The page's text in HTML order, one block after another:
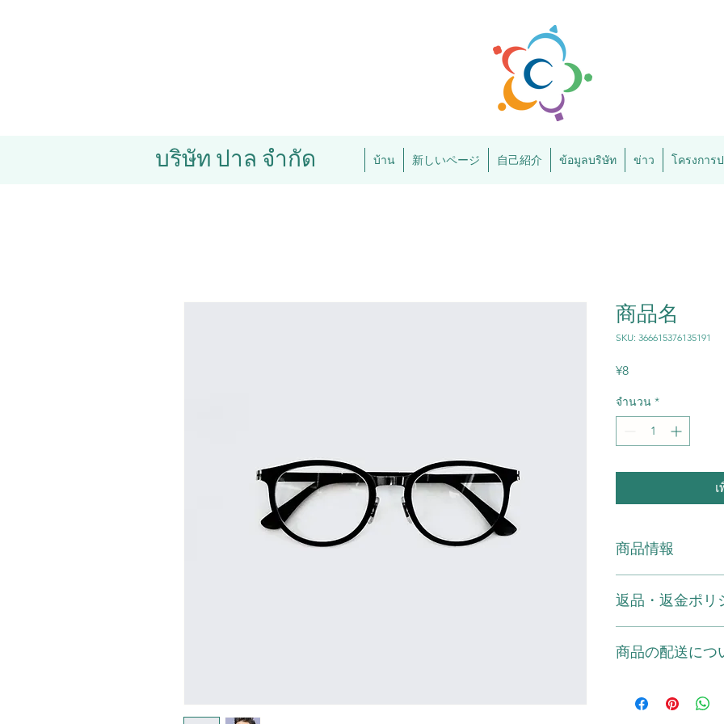
บริษัท ปาล จำกัด บ้าน 新しいページ 自己紹介 ข้อมูลบริษัท ข่าว โครงการ
商品名
SKU: 366615376135191
¥8ราคา
จำนวน *
商品情報
明に加え、商品の特
返品・返金ポリ
満足しなかった場合
だけます。
商品の配送につ
する情報を入力し